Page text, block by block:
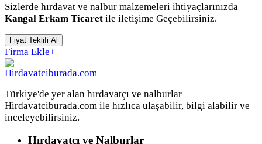
Sizlerde hırdavat ve nalbur malzemeleri ihtiyaçlarınızda
Kangal Erkam Ticaret ile iletişime Geçebilirsiniz.
Fiyat Teklifi Al
Firma Ekle+
Türkiye'de yer alan hırdavatçı ve nalburlar
Hirdavatciburada.com ile hızlıca ulaşabilir, bilgi alabilir ve
inceleyebilirsiniz.
Hırdavatçı ve Nalburlar